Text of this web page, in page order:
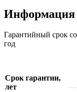
Информация
Гарантийный срок
год
Срок гарантии,
лет